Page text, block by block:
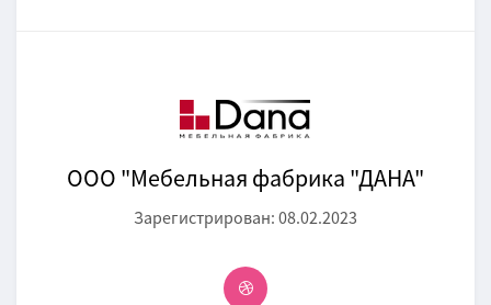
ООО "Мебельная фабрика "ДАНА"
Зарегистрирован: 08.02.2023